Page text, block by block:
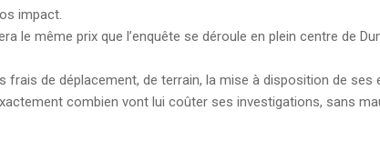
impact.
le même prix que l’enquête se déroule en plein centre de
de déplacement, de terrain, la mise à disposition de ses
combien vont lui coûter ses investigations, sans